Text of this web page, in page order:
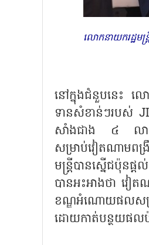
លោកនាយករដ្ឋម
នៅក្នុងជំនួបនេះ ល
ទានសំខាន់ៗរបស់
សាំងជាង ៤ លានដូ
សម្រាប់វៀតណាមពង្
មន្ត្រីបានស្នើជប៉ុនផ្
បានអះអាងថា វៀត
ខណ្ឌអំណោយផលសម្រ
ដោយកាត់បន្ថយផលប៉